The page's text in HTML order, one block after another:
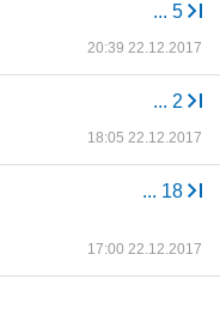
... 5
20:39 22.12.2017
... 2
18:05 22.12.2017
... 18
17:00 22.12.2017